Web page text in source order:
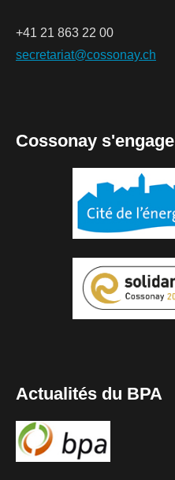
+41 21 863 22 00
secretariat@cossonay.ch
Cossonay s'engage
Actualités du BPA